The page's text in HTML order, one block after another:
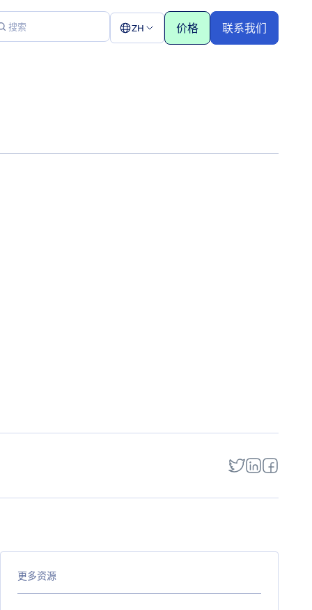
ZH 价格 联系我们
更多资源